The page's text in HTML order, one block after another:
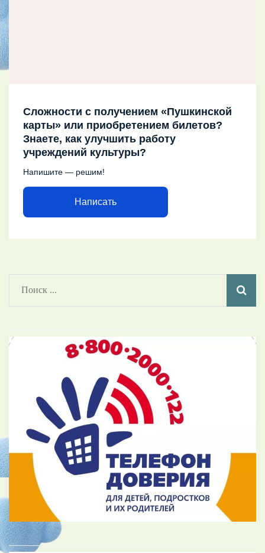
Сложности с получением «Пушкинской
карты» или приобретением билетов?
Знаете, как улучшить работу
учреждений культуры?
Напишите — решим!
Написать